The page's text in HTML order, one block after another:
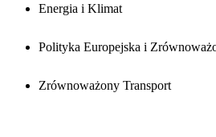
Energia i Klimat
Polityka Europejska i
Zrównoważony Transport